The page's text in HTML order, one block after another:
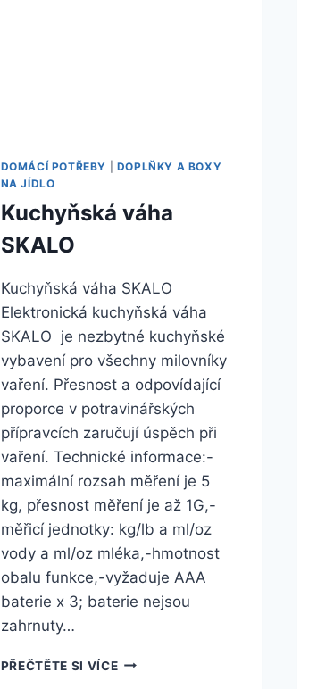
DOMÁCÍ POTŘEBY
DOPLŇKY A BOXY
NA JÍDLO
Kuchyňská váha
SKALO
Kuchyňská váha SKALO
Elektronická kuchyňská váha
SKALO je nezbytné kuchyňské
vybavení pro všechny milovníky
vaření. Přesnost a odpovídající
proporce v potravinářských
přípravcích zaručují úspěch při
vaření. Technické informace:-
maximální rozsah měření je 5
kg, přesnost měření je až 1G,-
měřicí jednotky: kg/lb a ml/oz
vody a ml/oz mléka,-hmotnost
obalu funkce,-vyžaduje AAA
baterie x 3; baterie nejsou
zahrnuty…
PŘEČTĚTE SI VÍCE